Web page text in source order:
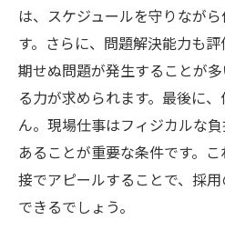
は、スケジュールを守りなが
す。さらに、問題解決能力も
期せぬ問題が発生することが
る力が求められます。最後に
ん。現場仕事はフィジカルな
あることが重要な条件です。
接でアピールすることで、採
できるでしょう。